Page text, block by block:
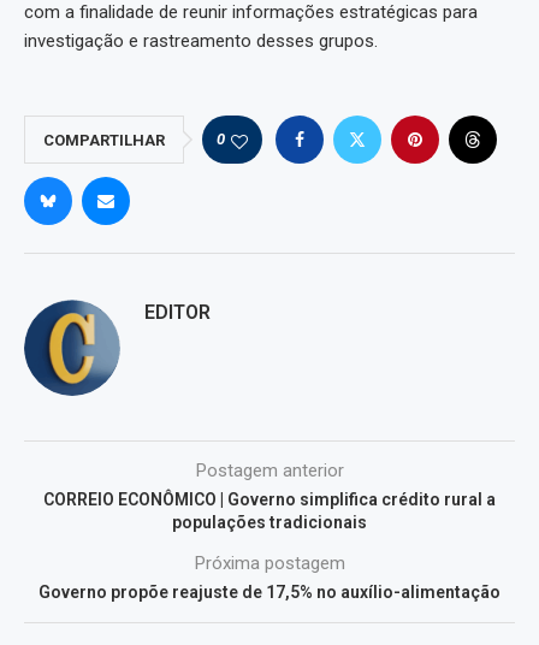
com a finalidade de reunir informações estratégicas para
investigação e rastreamento desses grupos.
COMPARTILHAR 0
EDITOR
Postagem anterior
CORREIO ECONÔMICO | Governo simplifica crédito rural a
populações tradicionais
Próxima postagem
Governo propõe reajuste de 17,5% no auxílio-alimentação